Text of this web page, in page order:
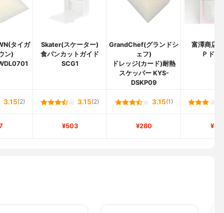
タイガ
ン)
Skater(スケーター)
食パンカットガイド
SCG1
GrandChef(グランドシ
ェフ)
ドレッジ(カード)耐熱
スケッパー KYS-
DSKP09
富澤商店
Ｐドレ
3.15(2) 3.15(2) 3.15(1)
¥503 ¥280